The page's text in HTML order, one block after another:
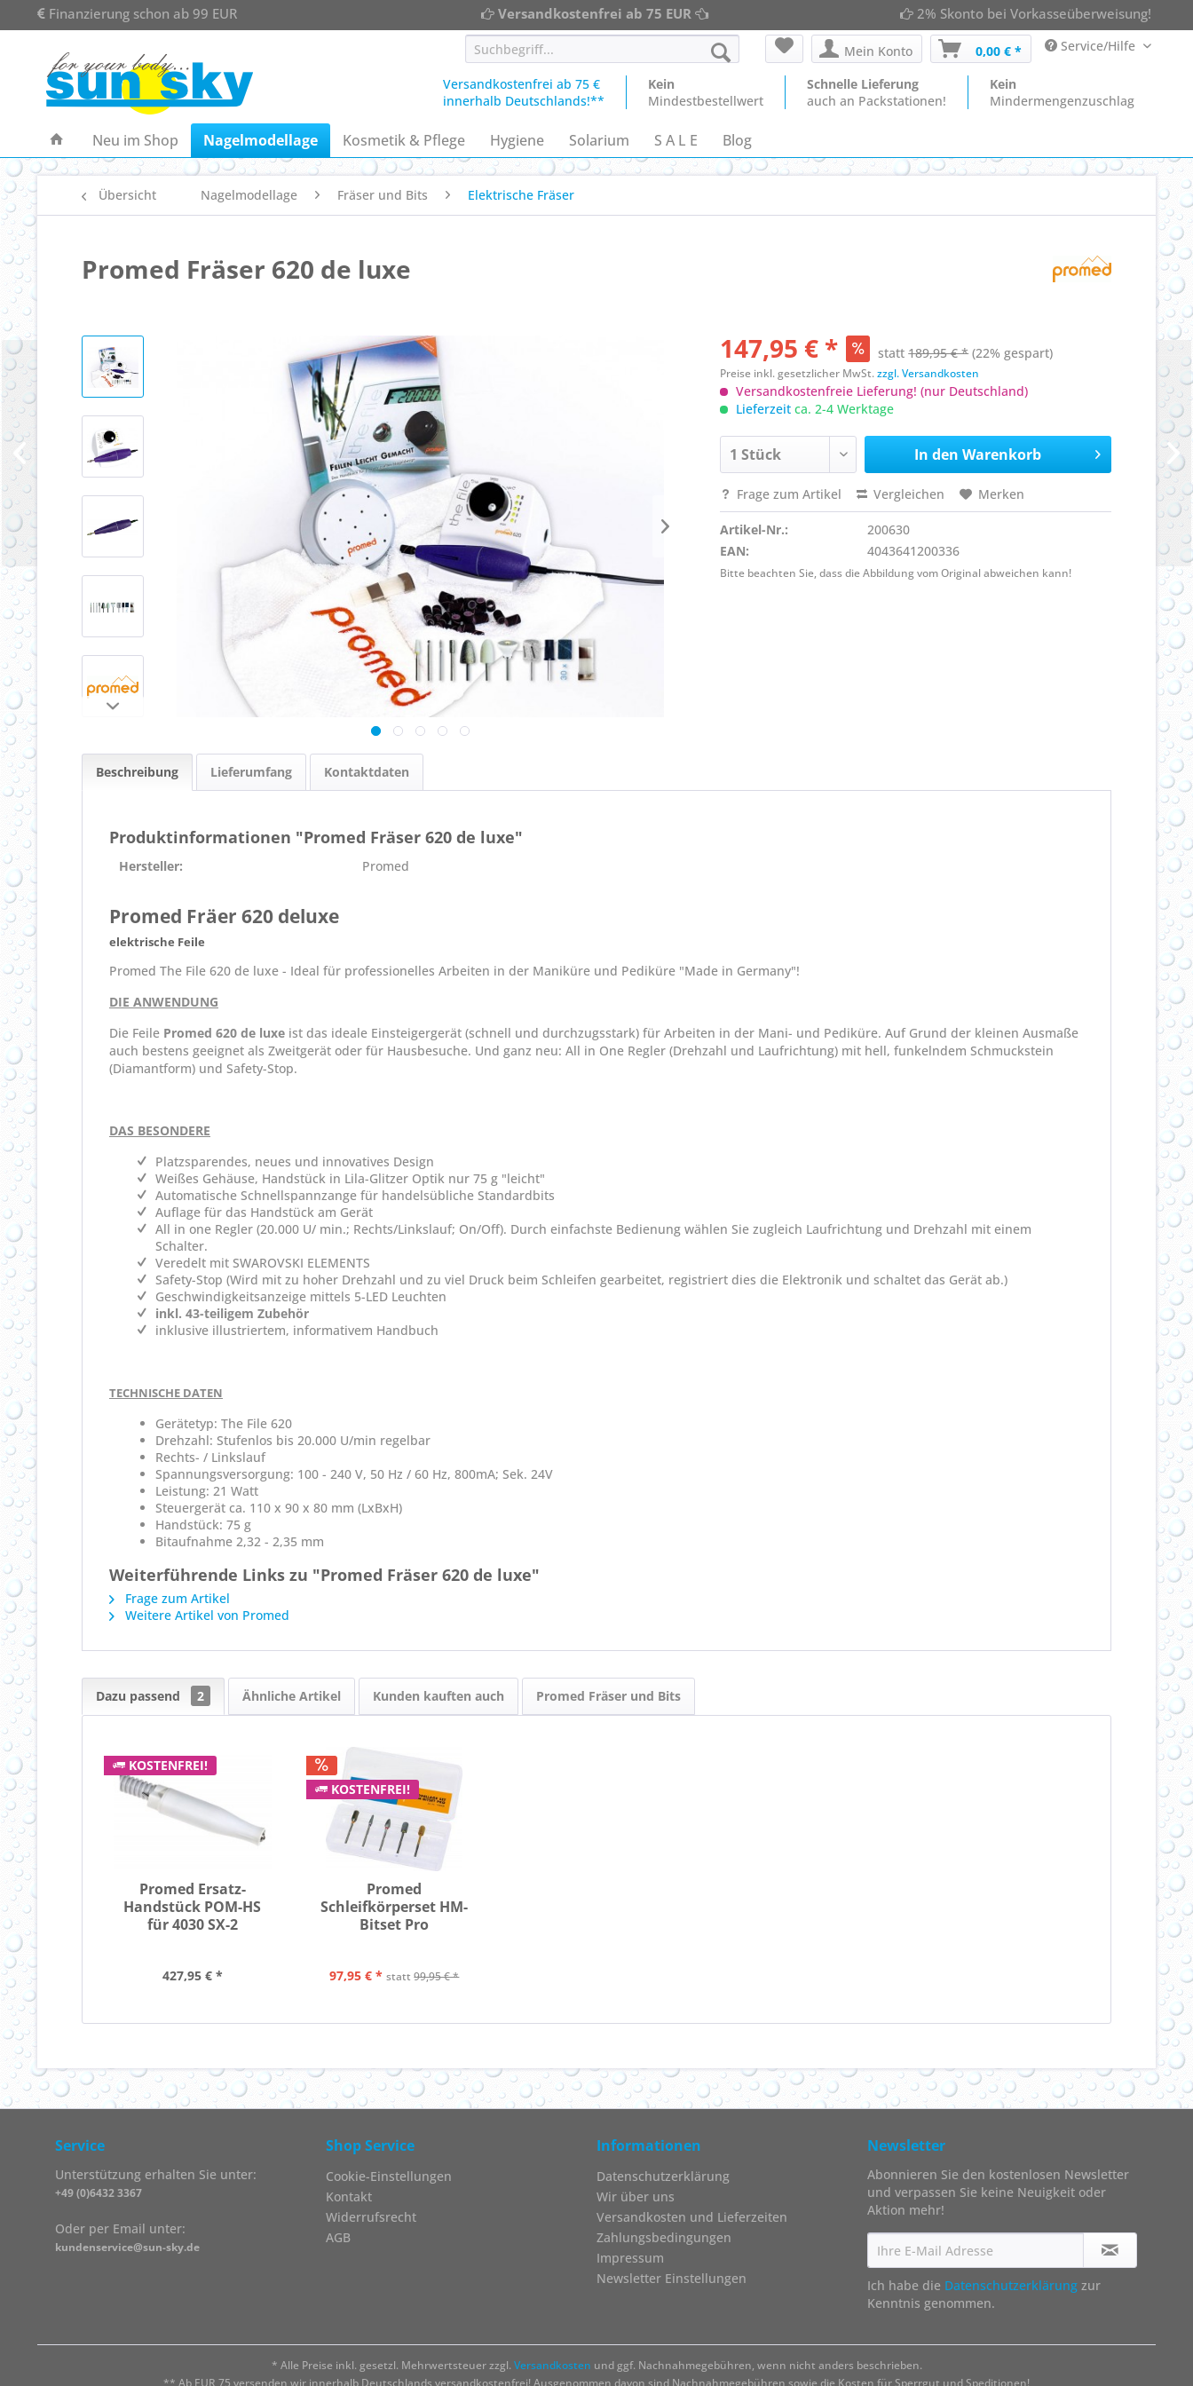
Finanzierung schon ab 99 EUR Versandkostenfrei ab 75 EUR 2% Skonto bei Vorkasseüberweisung!
Mein Konto 0,00 € * Service/Hilfe
Versandkostenfrei ab 75 €
innerhalb Deutschlands!**
Kein
Mindestbestellwert
Schnelle Lieferung
auch an Packstationen!
Kein
Mindermengenzuschlag
Neu im Shop Nagelmodellage Kosmetik & Pflege Hygiene Solarium S A L E Blog
Übersicht Nagelmodellage Fräser und Bits Elektrische Fräser
Promed Fräser 620 de luxe
147,95 € * statt189,95 € * (22% gespart)
Preise inkl. gesetzlicher MwSt.zzgl. Versandkosten
Versandkostenfreie Lieferung! (nur Deutschland)
Lieferzeit ca. 2-4 Werktage
In den Warenkorb
Frage zum Artikel Vergleichen Merken
Artikel-Nr.:
200630
EAN:
4043641200336
Bitte beachten Sie, dass die Abbildung vom Original abweichen kann!
Beschreibung Lieferumfang Kontaktdaten
Produktinformationen "Promed Fräser 620 de luxe"
Hersteller: Promed
Promed Fräer 620 deluxe
elektrische Feile
Promed The File 620 de luxe - Ideal für professionelles Arbeiten in der Maniküre und Pediküre "Made in Germany"!
DIE ANWENDUNG
Die Feile Promed 620 de luxe ist das ideale Einsteigergerät (schnell und durchzugsstark) für Arbeiten in der Mani- und Pediküre. Auf Grund der kleinen Ausmaße
auch bestens geeignet als Zweitgerät oder für Hausbesuche. Und ganz neu: All in One Regler (Drehzahl und Laufrichtung) mit hell, funkelndem Schmuckstein
(Diamantform) und Safety-Stop.
DAS BESONDERE
Platzsparendes, neues und innovatives Design
Weißes Gehäuse, Handstück in Lila-Glitzer Optik nur 75 g "leicht"
Automatische Schnellspannzange für handelsübliche Standardbits
Auflage für das Handstück am Gerät
All in one Regler (20.000 U/ min.; Rechts/Linkslauf; On/Off). Durch einfachste Bedienung wählen Sie zugleich Laufrichtung und Drehzahl mit einem
Schalter.
Veredelt mit SWAROVSKI ELEMENTS
Safety-Stop (Wird mit zu hoher Drehzahl und zu viel Druck beim Schleifen gearbeitet, registriert dies die Elektronik und schaltet das Gerät ab.)
Geschwindigkeitsanzeige mittels 5-LED Leuchten
inkl. 43-teiligem Zubehör
inklusive illustriertem, informativem Handbuch
TECHNISCHE DATEN
Gerätetyp: The File 620
Drehzahl: Stufenlos bis 20.000 U/min regelbar
Rechts- / Linkslauf
Spannungsversorgung: 100 - 240 V, 50 Hz / 60 Hz, 800mA; Sek. 24V
Leistung: 21 Watt
Steuergerät ca. 110 x 90 x 80 mm (LxBxH)
Handstück: 75 g
Bitaufnahme 2,32 - 2,35 mm
Weiterführende Links zu "Promed Fräser 620 de luxe"
Frage zum Artikel
Weitere Artikel von Promed
Dazu passend 2 Ähnliche Artikel Kunden kauften auch Promed Fräser und Bits
KOSTENFREI!
Promed Ersatz-
Handstück POM-HS
für 4030 SX-2
427,95 € *
KOSTENFREI!
Promed
Schleifkörperset HM-
Bitset Pro
97,95 € * statt99,95 € *
Service
Unterstützung erhalten Sie unter:
+49 (0)6432 3367
Oder per Email unter:
kundenservice@sun-sky.de
Shop Service
Cookie-Einstellungen
Kontakt
Widerrufsrecht
AGB
Informationen
Datenschutzerklärung
Wir über uns
Versandkosten und Lieferzeiten
Zahlungsbedingungen
Impressum
Newsletter Einstellungen
Newsletter
Abonnieren Sie den kostenlosen Newsletter
und verpassen Sie keine Neuigkeit oder
Aktion mehr!
Ich habe die Datenschutzerklärung zur
Kenntnis genommen.
* Alle Preise inkl. gesetzl. Mehrwertsteuer zzgl. Versandkosten und ggf. Nachnahmegebühren, wenn nicht anders beschrieben.